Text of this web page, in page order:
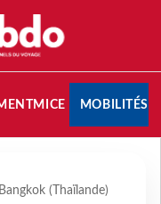
MICE MOBILITÉS
(Thaïlande)